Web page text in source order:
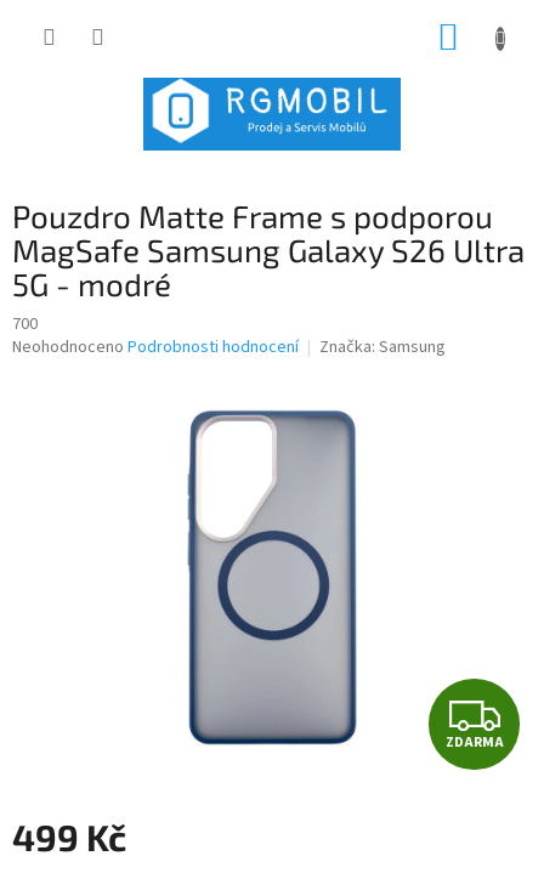
Pouzdro Matte Frame s podporou
MagSafe Samsung Galaxy S26 Ultra
5G - modré
700
Průměrné
Neohodnoceno Podrobnosti hodnocení Značka: Samsung
Z
D
ZDARMA
499 Kč